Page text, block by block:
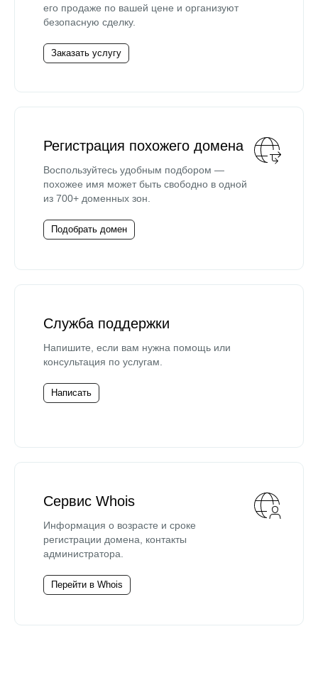
его продаже по вашей цене и организуют
безопасную сделку.
Заказать услугу
Регистрация похожего домена
Воспользуйтесь удобным подбором —
похожее имя может быть свободно в одной
из 700+ доменных зон.
Подобрать домен
Служба поддержки
Напишите, если вам нужна помощь или
консультация по услугам.
Написать
Сервис Whois
Информация о возрасте и сроке
регистрации домена, контакты
администратора.
Перейти в Whois